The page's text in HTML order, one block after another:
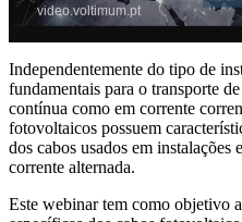
Independentemente do tipo de
fundamentais para o transporte
contínua como em corrente
fotovoltaicos possuem
dos cabos usados em instalações
corrente alternada.
Este webinar tem como objetivo